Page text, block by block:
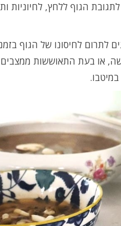
הגוף ללחץ, לחיוניות
לתרום לחיסונו של הגוף
או בעת התאוששות ממצבים